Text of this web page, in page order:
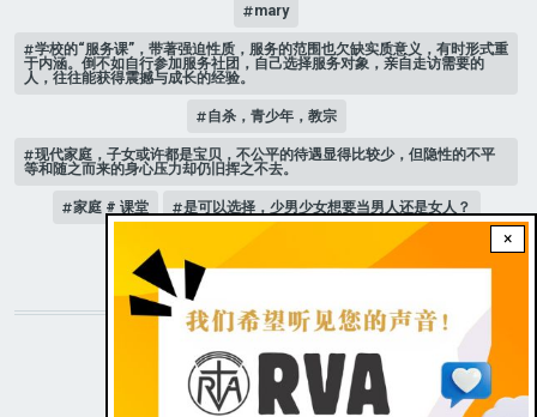
×
mary
学校的“服务课”，带著强迫性质，服务的范围也欠缺实质意义，有时形式重
于内涵。倒不如自行参加服务社团，自己选择服务对象，亲自走访需要的
人，往往能获得震撼与成长的经验。
自杀，青少年，教宗
现代家庭，子女或许都是宝贝，不公平的待遇显得比较少，但隐性的不平
等和随之而来的身心压力却仍旧挥之不去。
家庭 # 课堂 是可以选择，少男少女想要当男人还是女人？
STAY CONNECTED WITH US!